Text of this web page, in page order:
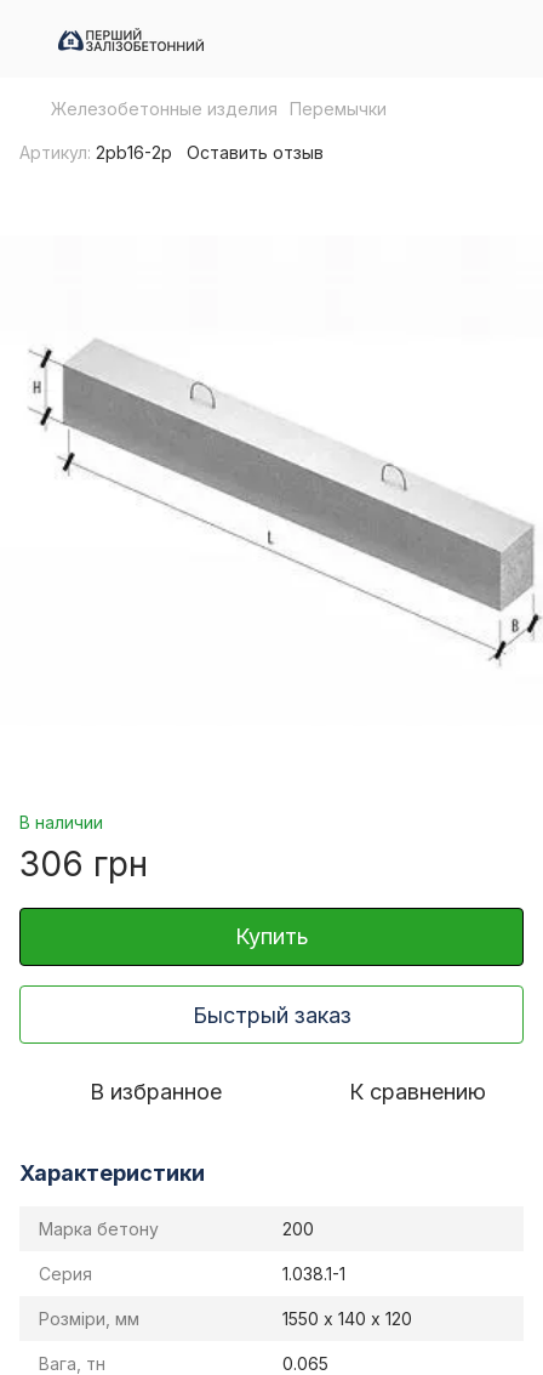
Железобетонные изделия Перемычки
Артикул: 2pb16-2p Оставить отзыв
В наличии
306 грн
Купить
Быстрый заказ
В избранное К сравнению
Характеристики
Марка бетону 200
Серия 1.038.1-1
Розміри, мм 1550 х 140 х 120
Вага, тн 0.065